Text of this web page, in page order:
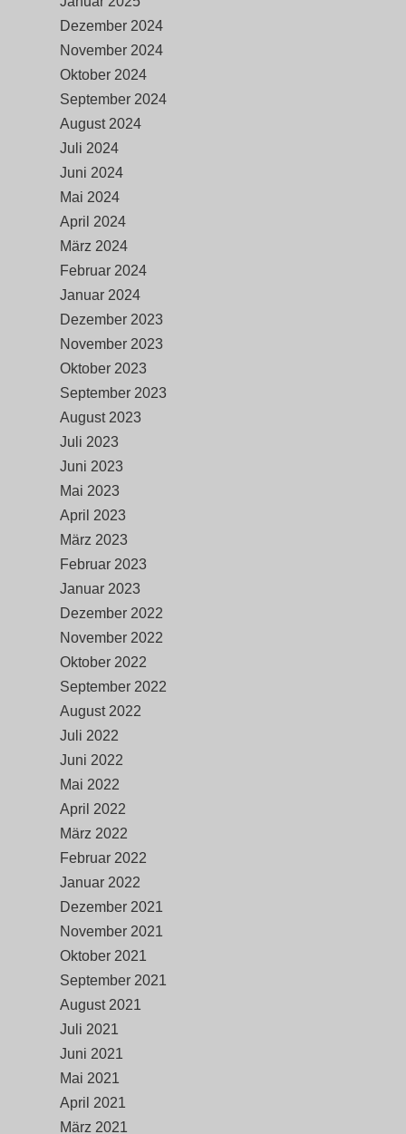
Dezember 2024
November 2024
Oktober 2024
September 2024
August 2024
Juli 2024
Juni 2024
Mai 2024
April 2024
März 2024
Februar 2024
Januar 2024
Dezember 2023
November 2023
Oktober 2023
September 2023
August 2023
Juli 2023
Juni 2023
Mai 2023
April 2023
März 2023
Februar 2023
Januar 2023
Dezember 2022
November 2022
Oktober 2022
September 2022
August 2022
Juli 2022
Juni 2022
Mai 2022
April 2022
März 2022
Februar 2022
Januar 2022
Dezember 2021
November 2021
Oktober 2021
September 2021
August 2021
Juli 2021
Juni 2021
Mai 2021
April 2021
März 2021